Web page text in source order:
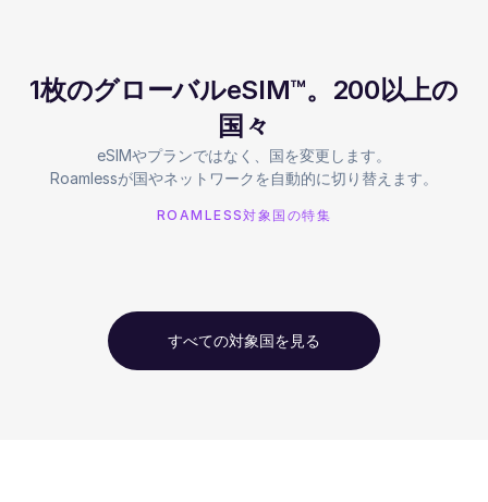
1枚のグローバルeSIM™。200以上の
国々
eSIMやプランではなく、国を変更します。
Roamlessが国やネットワークを自動的に切り替えます。
ROAMLESS対象国の特集
すべての対象国を見る